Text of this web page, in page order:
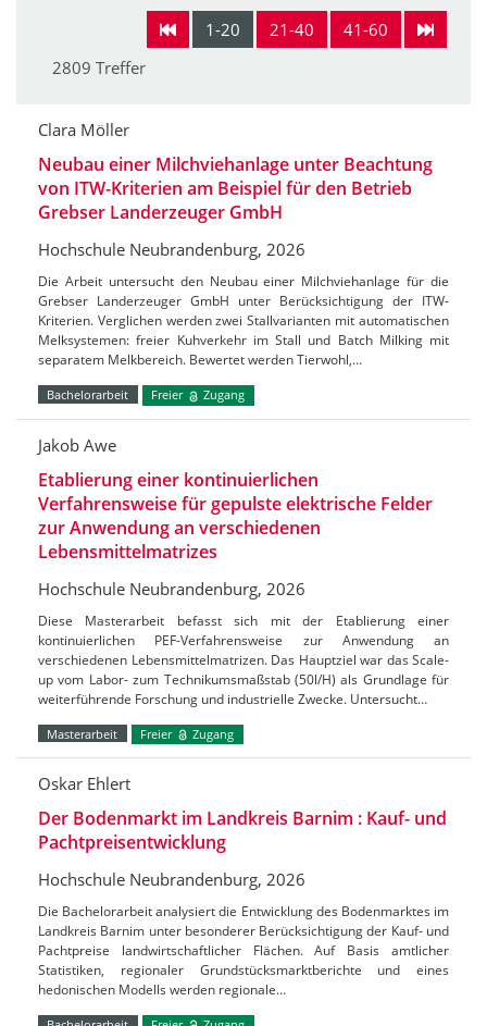
1-20 21-40
41-60
2809 Treffer
Clara Möller
Neubau einer Milchviehanlage unter Beachtung
von ITW-Kriterien am Beispiel für den Betrieb
Grebser Landerzeuger GmbH
Hochschule Neubrandenburg, 2026
Die Arbeit untersucht den Neubau einer Milchviehanlage für die
Grebser Landerzeuger GmbH unter Berücksichtigung der ITW-
Kriterien. Verglichen werden zwei Stallvarianten mit automatischen
Melksystemen: freier Kuhverkehr im Stall und Batch Milking mit
separatem Melkbereich. Bewertet werden Tierwohl,…
Bachelorarbeit Freier Zugang
Jakob Awe
Etablierung einer kontinuierlichen
Verfahrensweise für gepulste elektrische Felder
zur Anwendung an verschiedenen
Lebensmittelmatrizes
Hochschule Neubrandenburg, 2026
Diese Masterarbeit befasst sich mit der Etablierung einer
kontinuierlichen PEF-Verfahrensweise zur Anwendung an
verschiedenen Lebensmittelmatrizen. Das Hauptziel war das Scale-
up vom Labor- zum Technikumsmaßstab (50l/H) als Grundlage für
weiterführende Forschung und industrielle Zwecke. Untersucht…
Masterarbeit Freier Zugang
Oskar Ehlert
Der Bodenmarkt im Landkreis Barnim : Kauf- und
Pachtpreisentwicklung
Hochschule Neubrandenburg, 2026
Die Bachelorarbeit analysiert die Entwicklung des Bodenmarktes im
Landkreis Barnim unter besonderer Berücksichtigung der Kauf- und
Pachtpreise landwirtschaftlicher Flächen. Auf Basis amtlicher
Statistiken, regionaler Grundstücksmarktberichte und eines
hedonischen Modells werden regionale…